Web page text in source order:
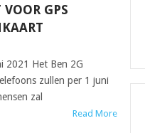
GPS
2021 Het Ben 2G
zullen per 1 juni
zal
Read More